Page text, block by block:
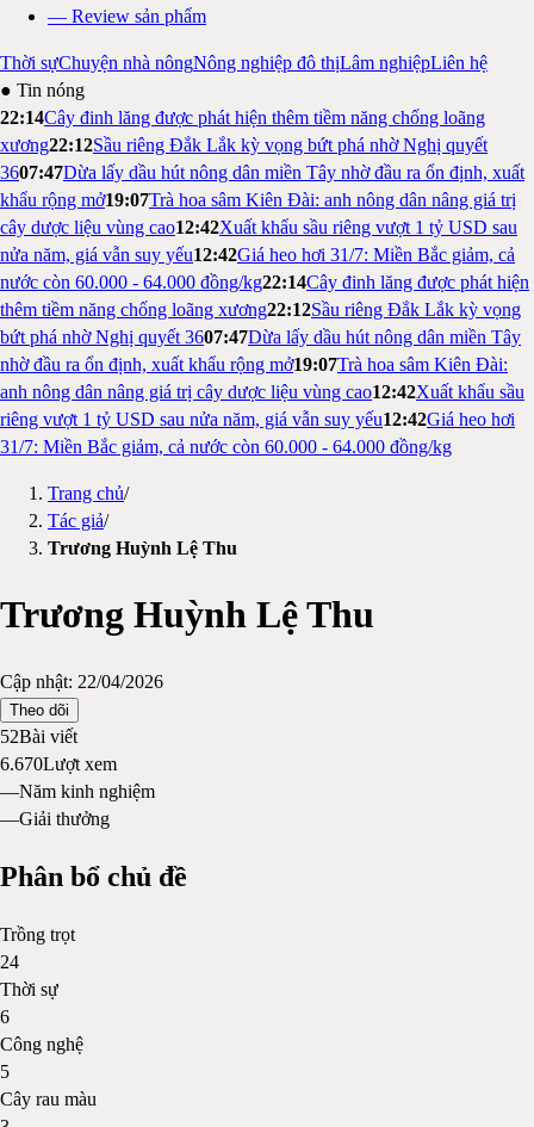
— Review sản phẩm
Thời sựChuyện nhà nôngNông nghiệp đô thịLâm nghiệpLiên hệ
● Tin nóng
22:14Cây đinh lăng được phát hiện thêm tiềm năng chống loãng
xương22:12Sầu riêng Đắk Lắk kỳ vọng bứt phá nhờ Nghị quyết
3607:47Dừa lấy dầu hút nông dân miền Tây nhờ đầu ra ổn định, xuất
khẩu rộng mở19:07Trà hoa sâm Kiên Đài: anh nông dân nâng giá trị
cây dược liệu vùng cao12:42Xuất khẩu sầu riêng vượt 1 tỷ USD sau
nửa năm, giá vẫn suy yếu12:42Giá heo hơi 31/7: Miền Bắc giảm, cả
nước còn 60.000 - 64.000 đồng/kg22:14Cây đinh lăng được phát hiện
thêm tiềm năng chống loãng xương22:12Sầu riêng Đắk Lắk kỳ vọng
bứt phá nhờ Nghị quyết 3607:47Dừa lấy dầu hút nông dân miền Tây
nhờ đầu ra ổn định, xuất khẩu rộng mở19:07Trà hoa sâm Kiên Đài:
anh nông dân nâng giá trị cây dược liệu vùng cao12:42Xuất khẩu sầu
riêng vượt 1 tỷ USD sau nửa năm, giá vẫn suy yếu12:42Giá heo hơi
31/7: Miền Bắc giảm, cả nước còn 60.000 - 64.000 đồng/kg
Trang chủ/
Tác giả/
Trương Huỳnh Lệ Thu
Trương Huỳnh Lệ Thu
Cập nhật: 22/04/2026
Theo dõi
52Bài viết
6.670Lượt xem
—Năm kinh nghiệm
—Giải thưởng
Phân bổ chủ đề
Trồng trọt
24
Thời sự
6
Công nghệ
5
Cây rau màu